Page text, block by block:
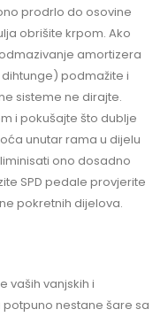
prodrlo do osovine
obrišite krpom. Ako
amortizera
podmažite i
sisteme ne dirajte.
i pokušajte što dublje
unutar rama u dijelu
ono dosadno
SPD pedale provjerite
pokretnih dijelova.
vaših vanjskih i
nestane šare sa